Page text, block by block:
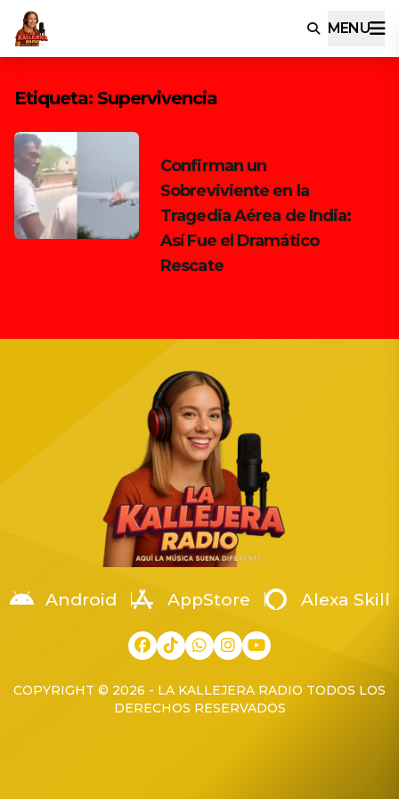
MENU
Etiqueta: Supervivencia
Confirman un
Sobreviviente en la
Tragedia Aérea de India:
Así Fue el Dramático
Rescate
Android AppStore Alexa Skill
COPYRIGHT © 2026 - LA KALLEJERA RADIO TODOS LOS
DERECHOS RESERVADOS